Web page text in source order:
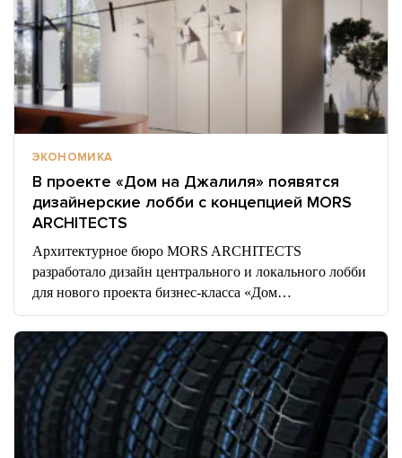
ЭКОНОМИКА
В проекте «Дом на Джалиля» появятся
дизайнерские лобби с концепцией MORS
ARCHITECTS
Архитектурное бюро MORS ARCHITECTS
разработало дизайн центрального и локального лобби
для нового проекта бизнес-класса «Дом…